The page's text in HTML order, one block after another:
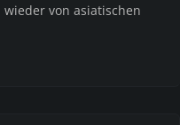
von asiatischen